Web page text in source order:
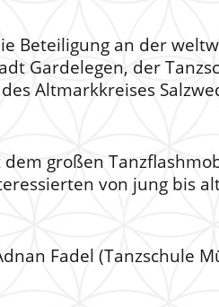
Beteiligung an der
Gardelegen, der
Altmarkkreises
großen
von jung bis
Fadel (Tanzschule